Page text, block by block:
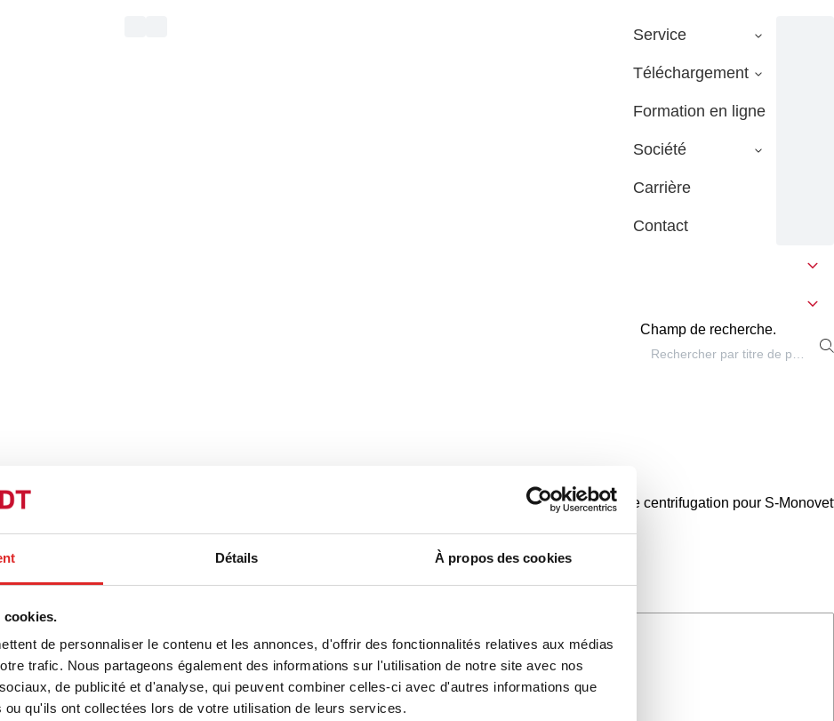
Détails À propos des cookies
cookies.
de personnaliser le contenu et les annonces, d'offrir des fonctionnalités relatives aux médias
trafic. Nous partageons également des informations sur l'utilisation de notre site avec nos
de publicité et d'analyse, qui peuvent combiner celles-ci avec d'autres informations que
ou qu'ils ont collectées lors de votre utilisation de leurs services.
Service
Téléchargement
Formation en ligne
Société
Carrière
Contact
Champ de recherche.
de centrifugation pour S-Monovette® Recommandations de centrifugation pour S-
pour S-Monovette®
la force centrifuge relative (RCF)
(min)